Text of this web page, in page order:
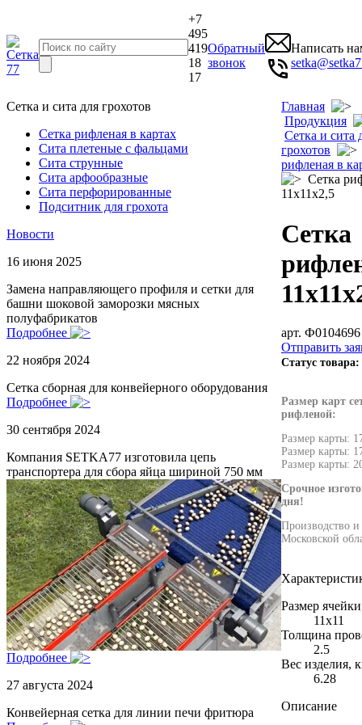
+7
495
419
18
17
Обратный
звонок
Написать
Сетка и сита для грохотов
Сетка рифленая в картах
Сита плетеные с фальцами
Сита струнные
Сита арфообразные
Сита перфорированные
Подситник для грохота
Новости
16 июня 2025
Замена направляющего профиля и сетки для
башни шоковой заморозки мясных
полуфабрикатов
Подробнее
22 ноября 2024
Сетка сборная для конвейерного оборудования
Подробнее
30 сентября 2024
Компания SETKA77 изготовила цепь
транспортера для сбора яйца шириной 750 мм
Подробнее
27 августа 2024
Конвейерная сетка для линии печи фритюра
Главная
Продукция
Сетка и сита
грохотов
рифленая в
Сетка
11х11х2,5
Сетка
арт. Ф0104696
Отправить
Статус товара:
Размер карт
рифленой:
Размер карты:
Размер карты:
Размер карты:
Срочное
дня!
Производство и
Московской
Размер
11х11
Толщина
2.5
Вес изделия,
6.28
Описание